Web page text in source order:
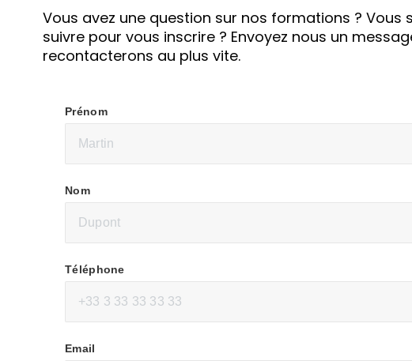
Vous avez une question sur nos formations ?
suivre pour vous inscrire ? Envoyez nous un
recontacterons au plus vite.